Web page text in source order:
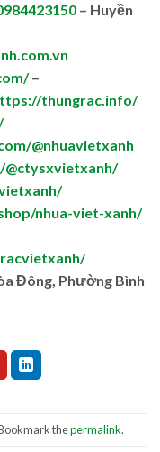
– Huyền
–
thungrac.info/
@nhuavietxanh
nhua-viet-xanh/
Đông, Phường Bình
thepermalink.